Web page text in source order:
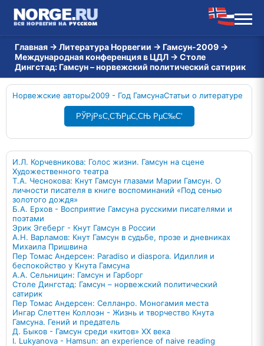
Главная → Литература Норвегии → Гамсун-2009 →
Международная конференция в ЦДЛ → Столе
Дингстад: Гамсун – норвежский политический сатирик
Норвежские авторы2009 - Год ГамсунаСтатьи о литературе
РЎРјРѕС‚СЂРµС‚СЊ РµС‰С‘
И.Л. Корчевникова: Голос жизни. Гамсун на сцене
Художественного театра
Т.А. Чеснокова: Кнут Гамсун глазами Марии Гамсун. О
личности писателя в книге воспоминаний «Под сенью
золотого дождя»
Б.А. Ерхов - Восприятие Гамсуна русскими писателями и
поэтами
Эрик Эгеберг - Кнут Гамсун в России
А.Н. Варламов: Кнут Гамсун в судьбе, прозе и дневниках
Михаила Пришвина
Пер Томас Андерсен: Paradiso и diaspora. Идиллия и
беспокойство у Кнута Гамсуна
А.А. Сельницин: Гамсун и Гарборг
Столе Дингстад: Гамсун – норвежский политический
сатирик
Пер Томас Андерсен: Селланро. Моногамия места
Ингар Слеттен Коллоэн - Жизнь и творчество Кнута
Гамсуна. Гений и предатель
Д. Быков - Гамсун среди «китов» ХХ века
I. Lukyanova - Hamsun: an experience of naive reading